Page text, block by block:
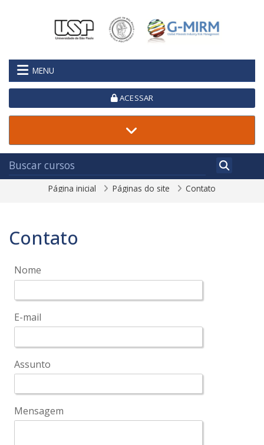
MENU
ACESSAR
Página inicial Páginas do site Contato
Contato
Condições de conclusão
Nome
E-mail
Assunto
Mensagem